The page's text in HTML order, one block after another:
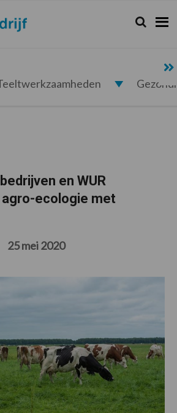
Zoeken...
Zoek
en WUR
ecologie met
25 mei 2020